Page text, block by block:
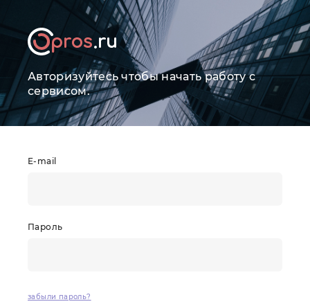
Авторизуйтесь чтобы начать работу с
сервисом.
E-mail
Пароль
забыли пароль?